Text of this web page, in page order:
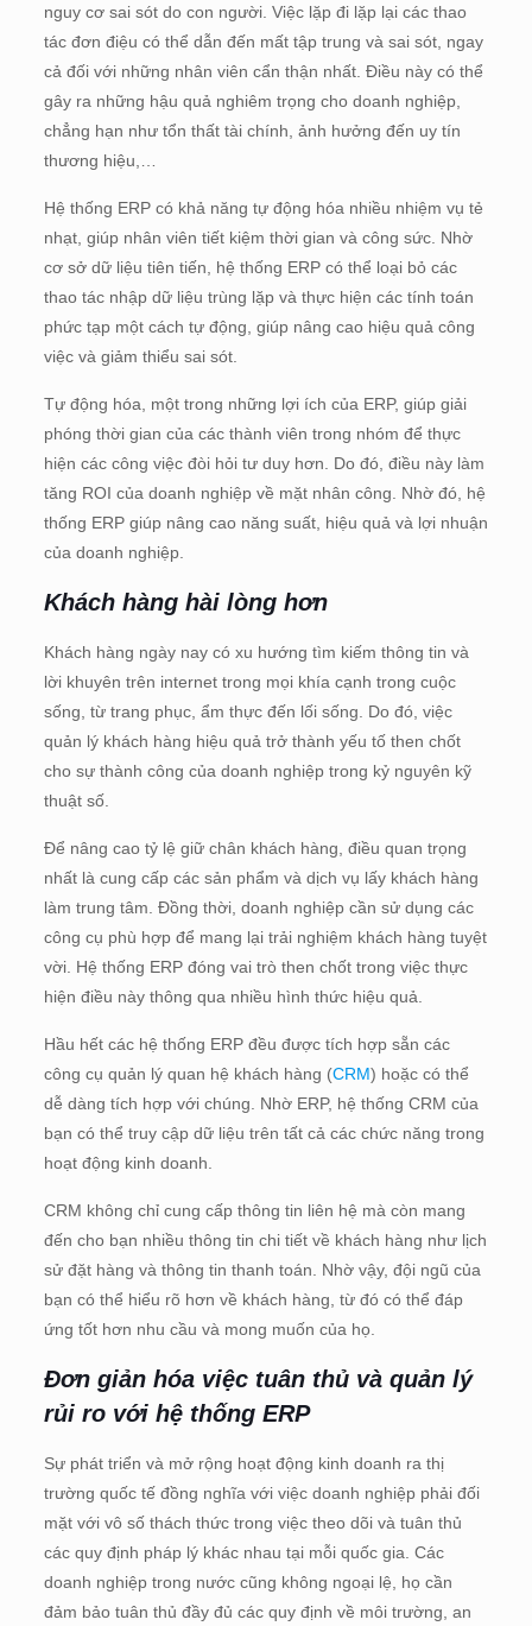
nguy cơ sai sót do con người. Việc lặp đi lặp lại các thao
tác đơn điệu có thể dẫn đến mất tập trung và sai sót, ngay
cả đối với những nhân viên cẩn thận nhất. Điều này có thể
gây ra những hậu quả nghiêm trọng cho doanh nghiệp,
chẳng hạn như tổn thất tài chính, ảnh hưởng đến uy tín
thương hiệu,…
Hệ thống ERP có khả năng tự động hóa nhiều nhiệm vụ tẻ
nhạt, giúp nhân viên tiết kiệm thời gian và công sức. Nhờ
cơ sở dữ liệu tiên tiến, hệ thống ERP có thể loại bỏ các
thao tác nhập dữ liệu trùng lặp và thực hiện các tính toán
phức tạp một cách tự động, giúp nâng cao hiệu quả công
việc và giảm thiểu sai sót.
Tự động hóa, một trong những lợi ích của ERP, giúp giải
phóng thời gian của các thành viên trong nhóm để thực
hiện các công việc đòi hỏi tư duy hơn. Do đó, điều này làm
tăng ROI của doanh nghiệp về mặt nhân công. Nhờ đó, hệ
thống ERP giúp nâng cao năng suất, hiệu quả và lợi nhuận
của doanh nghiệp.
Khách hàng hài lòng hơn
Khách hàng ngày nay có xu hướng tìm kiếm thông tin và
lời khuyên trên internet trong mọi khía cạnh trong cuộc
sống, từ trang phục, ẩm thực đến lối sống. Do đó, việc
quản lý khách hàng hiệu quả trở thành yếu tố then chốt
cho sự thành công của doanh nghiệp trong kỷ nguyên kỹ
thuật số.
Để nâng cao tỷ lệ giữ chân khách hàng, điều quan trọng
nhất là cung cấp các sản phẩm và dịch vụ lấy khách hàng
làm trung tâm. Đồng thời, doanh nghiệp cần sử dụng các
công cụ phù hợp để mang lại trải nghiệm khách hàng tuyệt
vời. Hệ thống ERP đóng vai trò then chốt trong việc thực
hiện điều này thông qua nhiều hình thức hiệu quả.
Hầu hết các hệ thống ERP đều được tích hợp sẵn các
công cụ quản lý quan hệ khách hàng (CRM) hoặc có thể
dễ dàng tích hợp với chúng. Nhờ ERP, hệ thống CRM của
bạn có thể truy cập dữ liệu trên tất cả các chức năng trong
hoạt động kinh doanh.
CRM không chỉ cung cấp thông tin liên hệ mà còn mang
đến cho bạn nhiều thông tin chi tiết về khách hàng như lịch
sử đặt hàng và thông tin thanh toán. Nhờ vậy, đội ngũ của
bạn có thể hiểu rõ hơn về khách hàng, từ đó có thể đáp
ứng tốt hơn nhu cầu và mong muốn của họ.
Đơn giản hóa việc tuân thủ và quản lý
rủi ro với hệ thống ERP
Sự phát triển và mở rộng hoạt động kinh doanh ra thị
trường quốc tế đồng nghĩa với việc doanh nghiệp phải đối
mặt với vô số thách thức trong việc theo dõi và tuân thủ
các quy định pháp lý khác nhau tại mỗi quốc gia. Các
doanh nghiệp trong nước cũng không ngoại lệ, họ cần
đảm bảo tuân thủ đầy đủ các quy định về môi trường, an